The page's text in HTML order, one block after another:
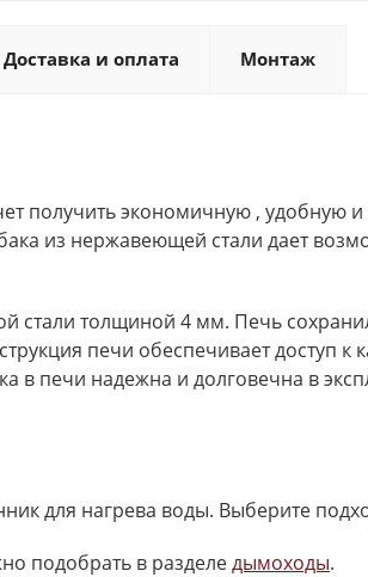
Доставка и оплата Монтаж
получить экономичную ,
из нержавеющей стали дает
стали толщиной 4 мм. Печь
печи обеспечивает доступ
в печи надежна и долговечна в
для нагрева воды. Выберите
подобрать в разделедымоходы.